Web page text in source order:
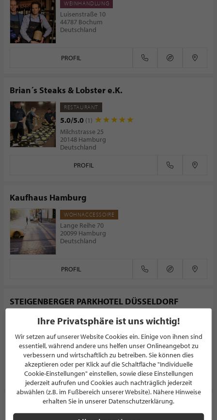
WEINHANDLUNG
Luisenstraße 10
44787 Bochum
Deutschland
PROFIL
Brian´s Steaks & Lobster e.K.
RESTAURANT
5.0/5.0 (1)
Milchstrasse 25
20148 Hamburg
Deutschland
PROFIL
Kaufhaus Hamburg
WOHNACCESSOIRE
Lange Reihe 70
20099 Hamburg
Deutschland
PROFIL
STEIGENBERGER PARKHOTEL DÜSSELDORF
HOTEL
Königsallee 1a
40212 Düsseldorf
Deutschland
PROFIL
Ihre Privatsphäre ist uns wichtig!
Wir setzen auf unserer Website Cookies ein. Einige von ihnen sind
essentiell, während andere uns helfen unser Onlineangebot zu
verbessern und wirtschaftlich zu betreiben. Sie können dies
akzeptieren oder per Klick auf die Schaltfläche "Individuelle
Cookie-Einstellungen" einstellen, sowie diese Einstellungen
jederzeit aufrufen und Cookies auch nachträglich jederzeit
abwählen (z.B. im Fußbereich unserer Website). Nähere Hinweise
erhalten Sie in unserer Datenschutzerklärung.